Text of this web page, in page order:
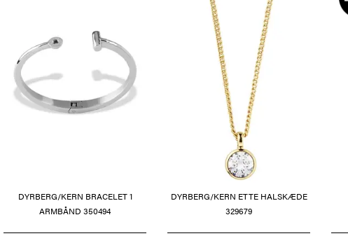
DYRBERG/KERN BRACELET 1
ARMBÅND 350494
DYRBERG/KERN ETTE HALSKÆDE
329679